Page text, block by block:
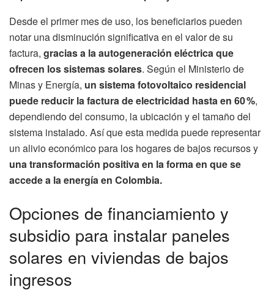
Desde el primer mes de uso, los beneficiarios pueden
notar una disminución significativa en el valor de su
factura, gracias a la autogeneración eléctrica que
ofrecen los sistemas solares. Según el Ministerio de
Minas y Energía, un sistema fotovoltaico residencial
puede reducir la factura de electricidad hasta en 60 %,
dependiendo del consumo, la ubicación y el tamaño del
sistema instalado. Así que esta medida puede representar
un alivio económico para los hogares de bajos recursos y
una transformación positiva en la forma en que se
accede a la energía en Colombia.
Opciones de financiamiento y
subsidio para instalar paneles
solares en viviendas de bajos
ingresos